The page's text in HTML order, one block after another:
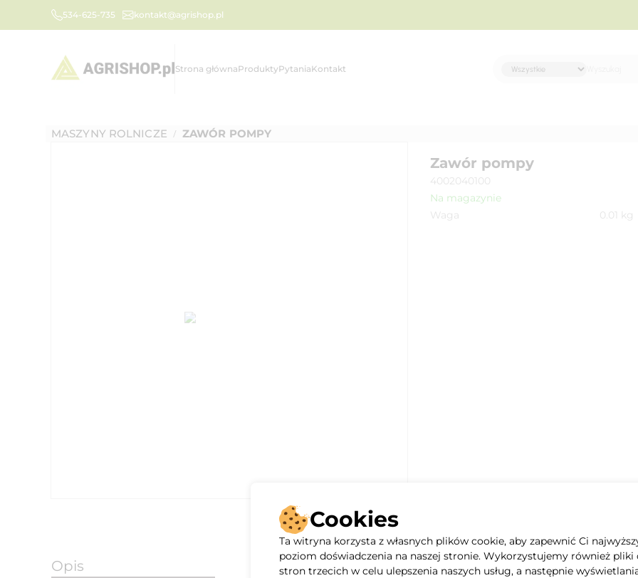
534-625-735 kontakt@agrishop.pl
Strona głównaProduktyPytaniaKontakt
MASZYNY ROLNICZE / ZAWÓR POMPY
Zawór pompy
4002040100
Na magazynie
Waga
0.01 kg
Opis
Cookies
Ta witryna korzysta z własnych plików cookie, aby zapewnić Ci
poziom doświadczenia na naszej stronie. Wykorzystujemy również pliki
stron trzecich w celu ulepszenia naszych usług, a następnie